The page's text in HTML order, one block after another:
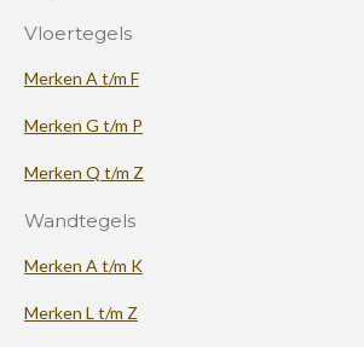
Vloertegels
Merken A t/m F
Merken G t/m P
Merken Q t/m Z
Wandtegels
Merken A t/m K
Merken L t/m Z